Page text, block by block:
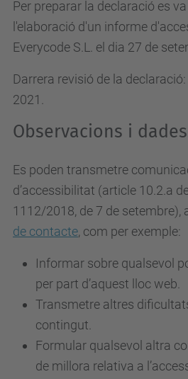
Per preparar la declaració es
l'elaboració d'un informe
Everycode S.L. el dia 27 de
Darrera revisió de la
2021.
Observacions i
Es poden transmetre
d’accessibilitat (article 10.2.a
1112/2018, de 7 de setembre),
de contacte, com per exemple:
Informar sobre qualsevol
per part d’aquest lloc web.
Transmetre altres
contingut.
Formular qualsevol altra
de millora relativa a